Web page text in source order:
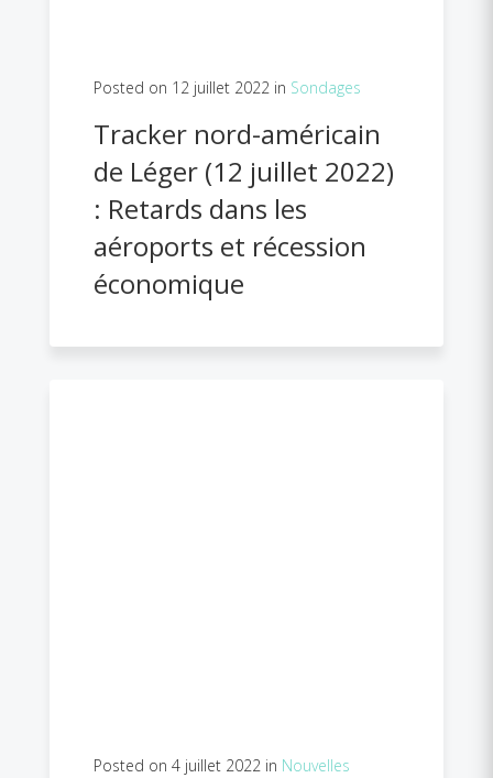
Posted on 12 juillet 2022 in Sondages
Tracker nord-américain
de Léger (12 juillet 2022)
: Retards dans les
aéroports et récession
économique
Posted on 4 juillet 2022 in Nouvelles